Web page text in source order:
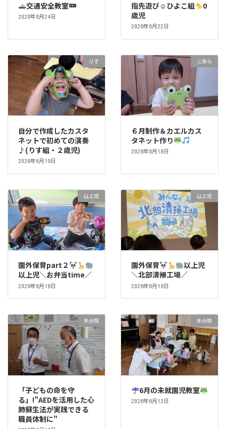
交通安全教室
2026年6月24日
指先遊び☺ひよこ組
0
歳児
2026年6月22日
りす
自分で作成したカスタ
ネットで初めての演奏
♪(りす組・２歳児)
2026年6月19日
こあら
６月制作＆カエルカス
タネット作り
2026年6月18日
以上児
園外保育part２
以上児＼お弁当time／
2026年6月18日
以上児
園外保育
以上児
＼北部清掃工場／
2026年6月18日
未分類
「子どもの命を守
る」!"AEDを活用した心
肺蘇生法が実践できる
職員体制に"
未分類
6月の未就園児教室
2026年6月13日